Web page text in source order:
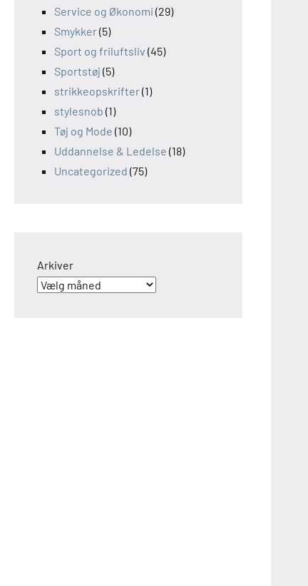
Service og Økonomi (29)
Smykker(5)
Sport og friluftsliv (45)
Sportstøj (5)
strikkeopskrifter(1)
stylesnob (1)
Tøj og Mode (10)
Uddannelse & Ledelse (18)
Uncategorized (75)
Arkiver